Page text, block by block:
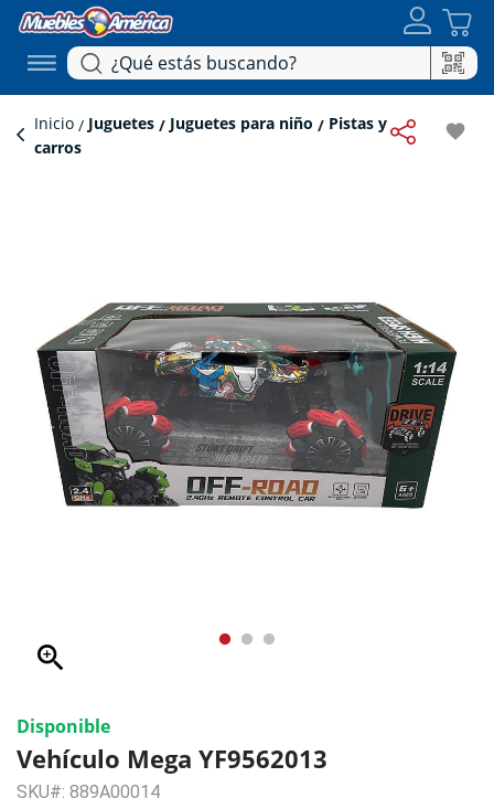
Inicio Juguetes Juguetes para niño
Pistas y
carros
favorite
zoom_in
Disponible
Vehículo Mega YF9562013
SKU#: 889A00014